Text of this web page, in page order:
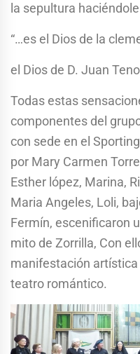
la sepultura
“…es el Dios de la
el Dios de D. Juan
Todas estas
componentes del
con sede en el
por Mary Carmen
Esther lópez, Marina,
Maria Angeles, Loli,
Fermín, escenificaron
mito de Zorrilla, Con
manifestación
teatro romántico.